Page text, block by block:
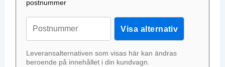
postnummer
Visa alternativ
Leveransalternativen som visas här kan ändras
beroende på innehållet i din kundvagn.